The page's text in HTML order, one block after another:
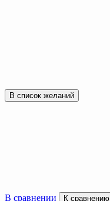
В список желаний
В сравнении К сравнению